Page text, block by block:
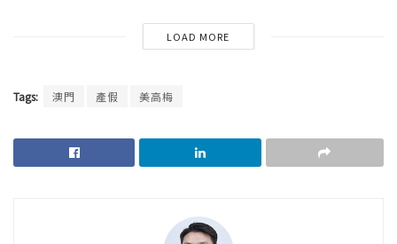
LOAD MORE
Tags: 澳門 產假 美高梅